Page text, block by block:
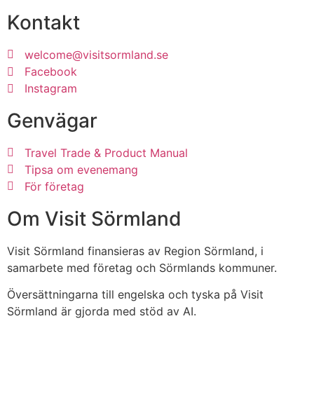
Kontakt
welcome@visitsormland.se
Facebook
Instagram
Genvägar
Travel Trade & Product Manual
Tipsa om evenemang
För företag
Om Visit Sörmland
Visit Sörmland finansieras av Region Sörmland, i
samarbete med företag och Sörmlands kommuner.
Översättningarna till engelska och tyska på Visit
Sörmland är gjorda med stöd av AI.